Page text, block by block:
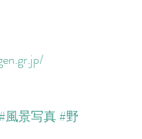
風景写真#野